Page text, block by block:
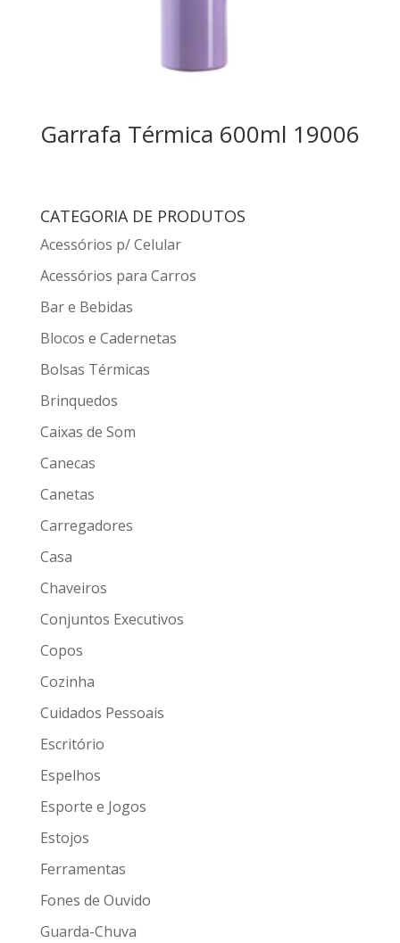
Garrafa Térmica 600ml 19006
CATEGORIA DE PRODUTOS
Acessórios p/ Celular
Acessórios para Carros
Bar e Bebidas
Blocos e Cadernetas
Bolsas Térmicas
Brinquedos
Caixas de Som
Canecas
Canetas
Carregadores
Casa
Chaveiros
Conjuntos Executivos
Copos
Cozinha
Cuidados Pessoais
Escritório
Espelhos
Esporte e Jogos
Estojos
Ferramentas
Fones de Ouvido
Guarda-Chuva